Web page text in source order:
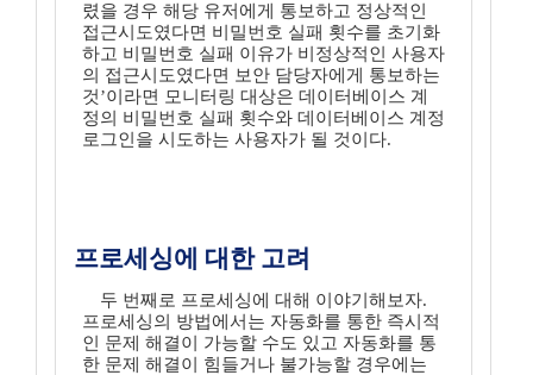
렸을 경우 해당 유저에게 통보하고 정상적인
접근시도였다면 비밀번호 실패 횟수를 초기화
하고 비밀번호 실패 이유가 비정상적인 사용자
의 접근시도였다면 보안 담당자에게 통보하는
것’이라면 모니터링 대상은 데이터베이스 계
정의 비밀번호 실패 횟수와 데이터베이스 계정
로그인을 시도하는 사용자가 될 것이다.
프로세싱에 대한 고려
두 번째로 프로세싱에 대해 이야기해보자.
프로세싱의 방법에서는 자동화를 통한 즉시적
인 문제 해결이 가능할 수도 있고 자동화를 통
한 문제 해결이 힘들거나 불가능할 경우에는